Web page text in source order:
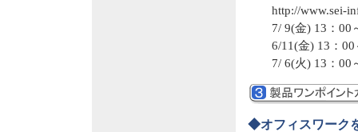
http://www.sei-
7/ 9(金) 13：
6/11(金) 13：
7/ 6(火) 13：
◆オフィスワーク